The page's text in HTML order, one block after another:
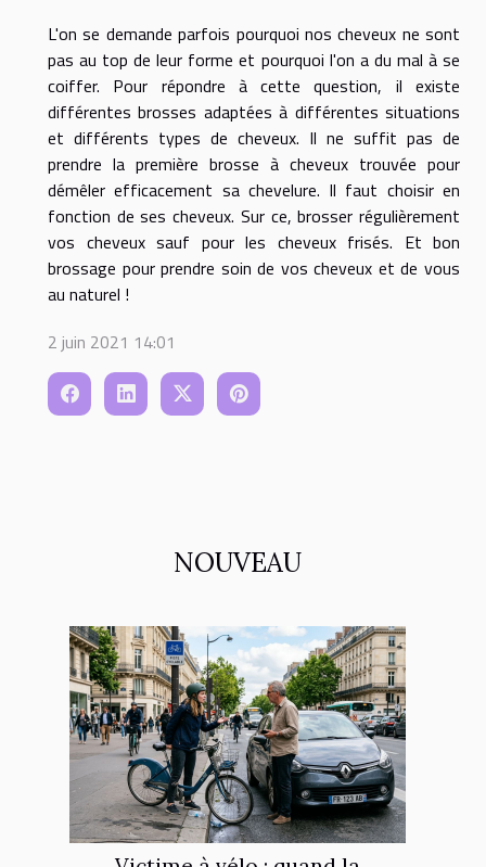
NOUVEAU
L'on se demande parfois pourquoi nos cheveux ne sont
pas au top de leur forme et pourquoi l'on a du mal à se
coiffer. Pour répondre à cette question, il existe
différentes brosses adaptées à différentes situations
et différents types de cheveux. Il ne suffit pas de
prendre la première brosse à cheveux trouvée pour
démêler efficacement sa chevelure. Il faut choisir en
fonction de ses cheveux. Sur ce, brosser régulièrement
vos cheveux sauf pour les cheveux frisés. Et bon
brossage pour prendre soin de vos cheveux et de vous
au naturel !
2 juin 2021 14:01